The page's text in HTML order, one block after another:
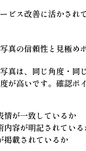
ビス改善に活かされ
真の信頼性と見極め
真は、 同じ角度・同
が高いです。確認ポ
情が一致しているか
内容が明記されてい
掲載されているか